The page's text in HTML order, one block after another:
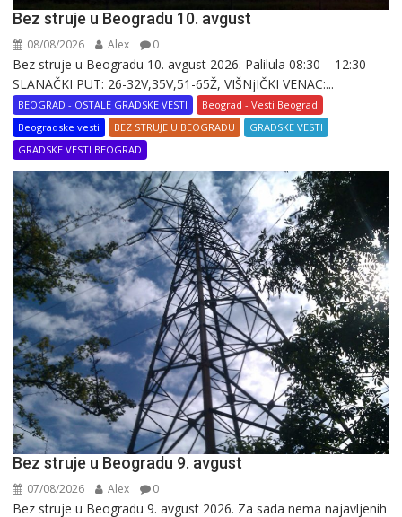
Bez struje u Beogradu 10. avgust
08/08/2026 Alex 0
Bez struje u Beogradu 10. avgust 2026. Palilula 08:30 – 12:30
SLANAČKI PUT: 26-32V,35V,51-65Ž, VIŠNjIČKI VENAC:...
BEOGRAD - OSTALE GRADSKE VESTI
Beograd - Vesti Beograd
Beogradske vesti
BEZ STRUJE U BEOGRADU
GRADSKE VESTI
GRADSKE VESTI BEOGRAD
Bez struje u Beogradu 9. avgust
07/08/2026 Alex 0
Bez struje u Beogradu 9. avgust 2026. Za sada nema najavljenih